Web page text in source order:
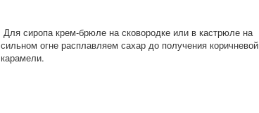
Для сиропа крем-брюле на сковородке или в кастрюле на
сильном огне расплавляем сахар до получения коричневой
карамели.